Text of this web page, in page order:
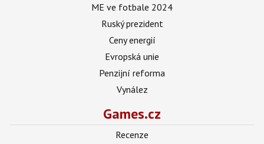
ME ve fotbale 2024
Ruský prezident
Ceny energií
Evropská unie
Penzijní reforma
Vynález
Games.cz
Recenze